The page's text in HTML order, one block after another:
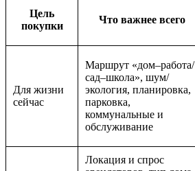
Цель
покупки
Что важнее всего
Для жизни
сейчас
Маршрут «дом–работа/
сад–школа», шум/
экология, планировка,
парковка,
коммунальные и
обслуживание
Локация и спрос